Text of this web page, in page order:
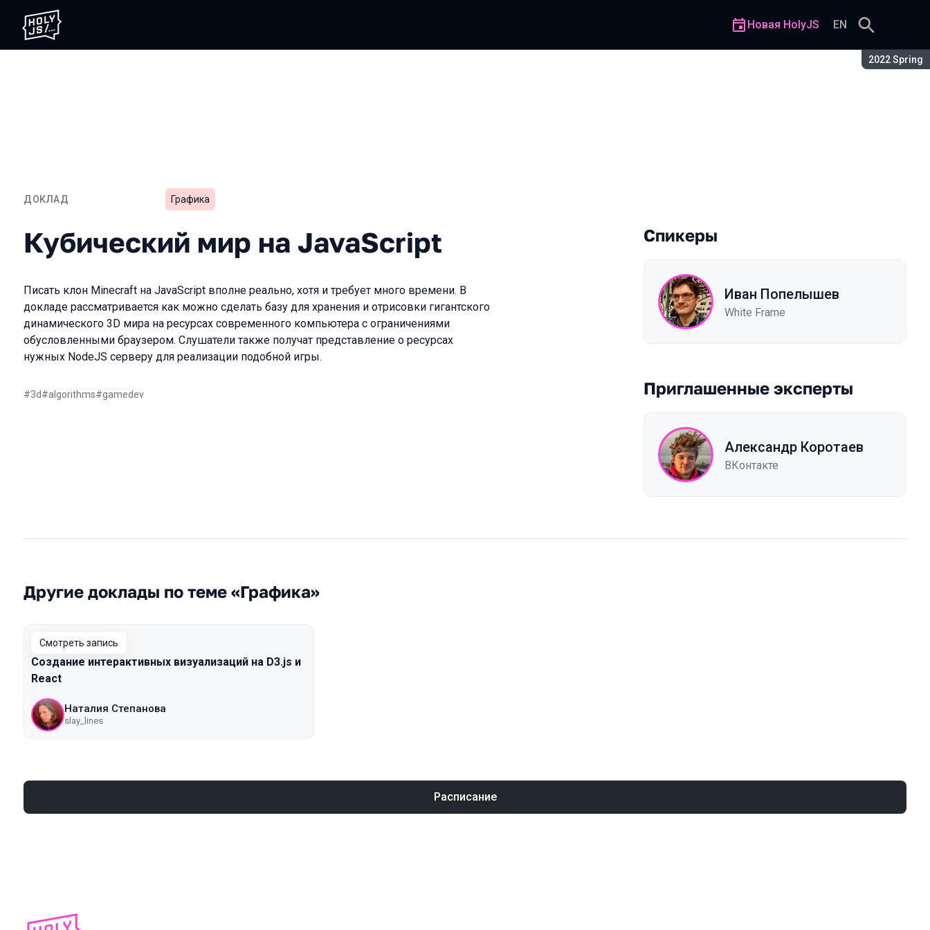
Сезон:
2022 Spring
Новая HolyJS EN
ДОКЛАД
Кубический мир на JavaScript
Графика
Кубический мир на JavaScript
Писать клон Minecraft на JavaScript вполне реально, хотя и требует много времени. В
докладе рассматривается как можно сделать базу для хранения и отрисовки гигантского
динамического 3D мира на ресурсах современного компьютера с ограничениями
обусловленными браузером. Слушатели также получат представление о ресурсах
нужных NodeJS серверу для реализации подобной игры.
#3d#algorithms#gamedev
Спикеры
Иван Попелышев
White Frame
Приглашенные эксперты
Александр Коротаев
ВКонтакте
Другие доклады по теме «Графика»
Смотреть запись
Создание интерактивных визуализаций на D3.js и
React
Наталия Степанова
slay_lines
Расписание